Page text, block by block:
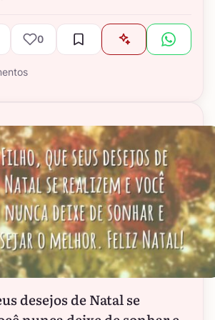
0
desejos de Natal se